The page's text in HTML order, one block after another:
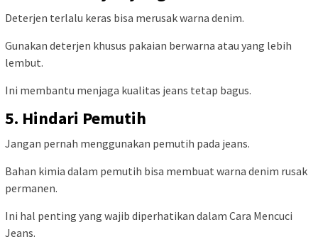
Deterjen terlalu keras bisa merusak warna denim.
Gunakan deterjen khusus pakaian berwarna atau yang lebih
lembut.
Ini membantu menjaga kualitas jeans tetap bagus.
5. Hindari Pemutih
Jangan pernah menggunakan pemutih pada jeans.
Bahan kimia dalam pemutih bisa membuat warna denim rusak
permanen.
Ini hal penting yang wajib diperhatikan dalam Cara Mencuci
Jeans.